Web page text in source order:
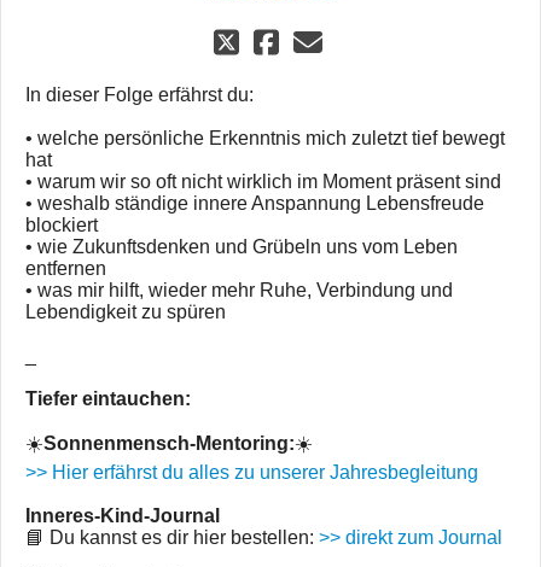
In dieser Folge erfährst du:
• welche persönliche Erkenntnis mich zuletzt tief bewegt
hat
• warum wir so oft nicht wirklich im Moment präsent sind
• weshalb ständige innere Anspannung Lebensfreude
blockiert
• wie Zukunftsdenken und Grübeln uns vom Leben
entfernen
• was mir hilft, wieder mehr Ruhe, Verbindung und
Lebendigkeit zu spüren
Tiefer eintauchen:
☀️Sonnenmensch-Mentoring:☀️
>> Hier erfährst du alles zu unserer Jahresbegleitung
Inneres-Kind-Journal
📘 Du kannst es dir hier bestellen: >> direkt zum Journal